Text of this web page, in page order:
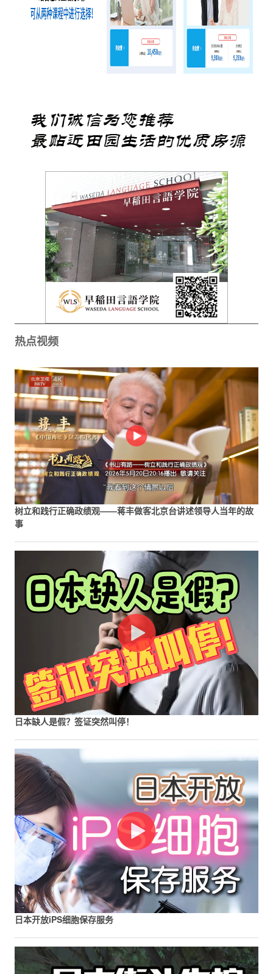
热点视频
树立和践行正确政绩观——蒋丰做客北京台讲述领导人当年的故
事
日本缺人是假？签证突然叫停！
日本开放iPS细胞保存服务